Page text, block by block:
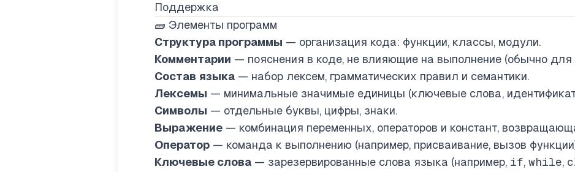
Поддержка
🧱 Элементы программ
Структура программы — организация кода: функции, классы, модули.
Комментарии — пояснения в коде, не влияющие на выполнение (обычно для
Состав языка — набор лексем, грамматических правил и семантики.
Лексемы — минимальные значимые единицы (ключевые слова,
Символы — отдельные буквы, цифры, знаки.
Выражение — комбинация переменных, операторов и констант,
Оператор — команда к выполнению (например, присваивание, вызов
Ключевые слова — зарезервированные слова языка (например, if, while,